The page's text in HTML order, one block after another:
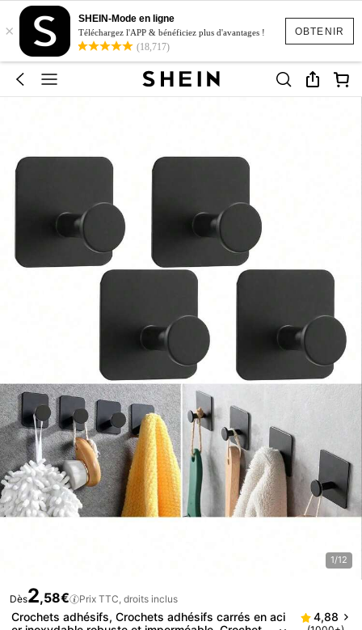
OBTENIR
×
SHEIN-Mode en ligne
Téléchargez l'APP & bénéficiez plus d'avantages !
(18,717)
1/12
Dès2,58€ Prix TTC, droits inclus
Crochets adhésifs, Crochets adhésifs carrés en aci
4,88